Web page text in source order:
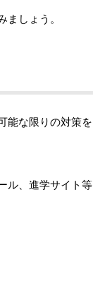
しょう。
能な限りの対策を
ル、進学サイト等